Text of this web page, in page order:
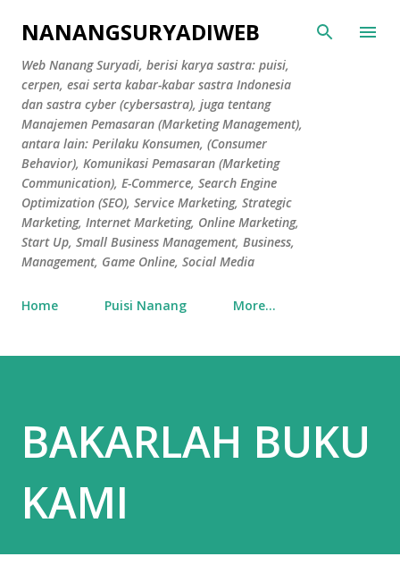
Skip to main content
NANANGSURYADIWEB
Web Nanang Suryadi, berisi karya sastra: puisi,
cerpen, esai serta kabar-kabar sastra Indonesia
dan sastra cyber (cybersastra), juga tentang
Manajemen Pemasaran (Marketing Management),
antara lain: Perilaku Konsumen, (Consumer
Behavior), Komunikasi Pemasaran (Marketing
Communication), E-Commerce, Search Engine
Optimization (SEO), Service Marketing, Strategic
Marketing, Internet Marketing, Online Marketing,
Start Up, Small Business Management, Business,
Management, Game Online, Social Media
Home Puisi Nanang More…
BAKARLAH BUKU
KAMI